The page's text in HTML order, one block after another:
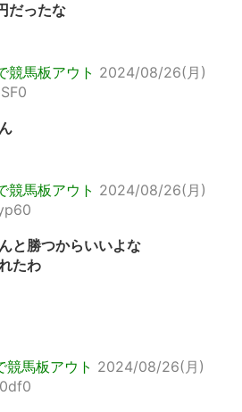
だったな
競馬板アウト 2024/08/26(月)
競馬板アウト 2024/08/26(月)
と勝つからいいよな
たわ
競馬板アウト 2024/08/26(月)